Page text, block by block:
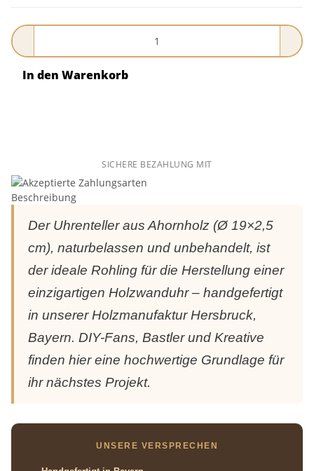
In den Warenkorb
SICHERE BEZAHLUNG MIT
Beschreibung
Der Uhrenteller aus Ahornholz (Ø 19×2,5
cm), naturbelassen und unbehandelt, ist
der ideale Rohling für die Herstellung einer
einzigartigen Holzwanduhr – handgefertigt
in unserer Holzmanufaktur Hersbruck,
Bayern. DIY-Fans, Bastler und Kreative
finden hier eine hochwertige Grundlage für
ihr nächstes Projekt.
UNSERE VERSPRECHEN